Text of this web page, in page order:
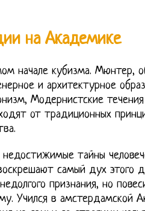
на Академике
начале кубизма. Мюнтер,
и архитектурное
Модернистские
от традиционных
недостижимые тайны
самый дух этого
признания, но
Учился в амстердамской